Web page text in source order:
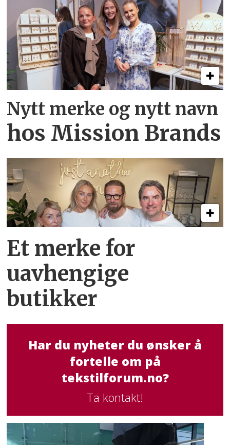
Nytt merke og nytt navn
hos Mission Brands
Et merke for
uavhengige
butikker
Har du nyheter du ønsker å
fortelle om på
tekstilforum.no?
Ta kontakt!